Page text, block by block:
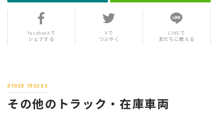
facebookで
シェアする
Xで
つぶやく
LINEで
友だちに教える
OTHER TRUCKS
その他のトラック・在庫車両